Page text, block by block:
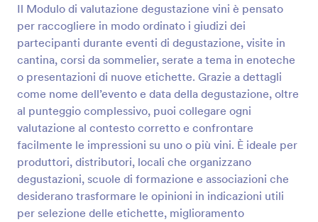
Il Modulo di valutazione degustazione vini è pensato
per raccogliere in modo ordinato i giudizi dei
partecipanti durante eventi di degustazione, visite in
cantina, corsi da sommelier, serate a tema in enoteche
o presentazioni di nuove etichette. Grazie a dettagli
come nome dell’evento e data della degustazione, oltre
al punteggio complessivo, puoi collegare ogni
valutazione al contesto corretto e confrontare
facilmente le impressioni su uno o più vini. È ideale per
produttori, distributori, locali che organizzano
degustazioni, scuole di formazione e associazioni che
desiderano trasformare le opinioni in indicazioni utili
per selezione delle etichette, miglioramento
Anteprima